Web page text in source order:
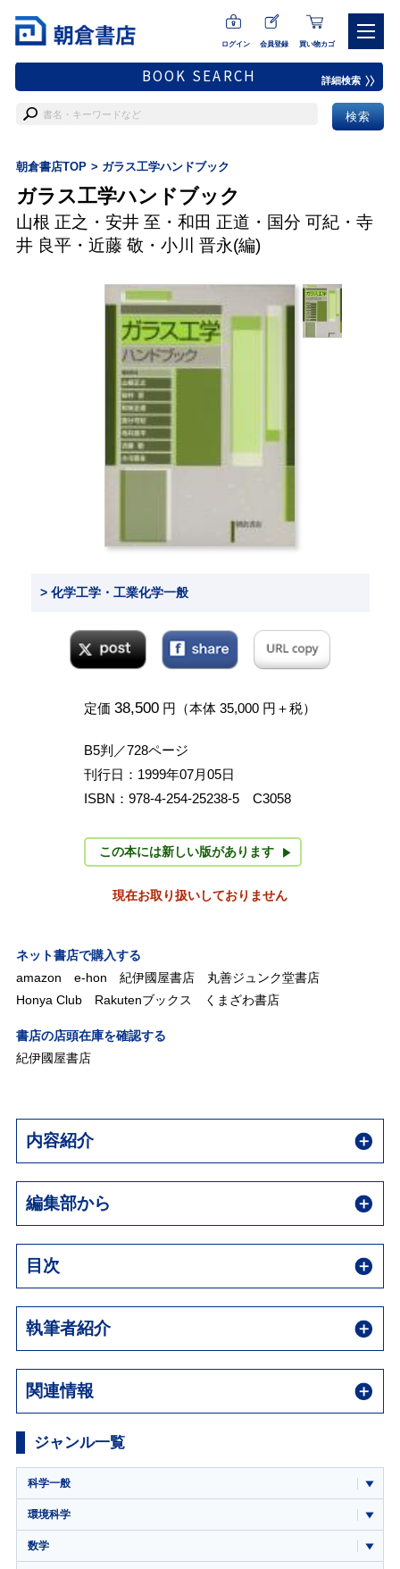
ログイン 会員登録 買い物カゴ
BOOK SEARCH 詳細検索
朝倉書店TOP ガラス工学ハンドブック
ガラス工学ハンドブック
山根 正之 ・ 安井 至 ・ 和田 正道 ・ 国分 可紀・ 寺
井 良平・ 近藤 敬 ・ 小川 晋永(編)
> 化学工学・工業化学一般
定価 38,500 円（本体 35,000 円＋税）
B5判／728ページ
刊行日：1999年07月05日
ISBN：978-4-254-25238-5 C3058
この本には新しい版があります
現在お取り扱いしておりません
ネット書店で購入する
amazon
e-hon 紀伊國屋書店
丸善ジュンク堂書店
Honya Club
Rakutenブックス くまざわ書店
書店の店頭在庫を確認する
紀伊國屋書店
内容紹介
編集部から
目次
執筆者紹介
関連情報
ジャンル一覧
科学一般
環境科学
数学